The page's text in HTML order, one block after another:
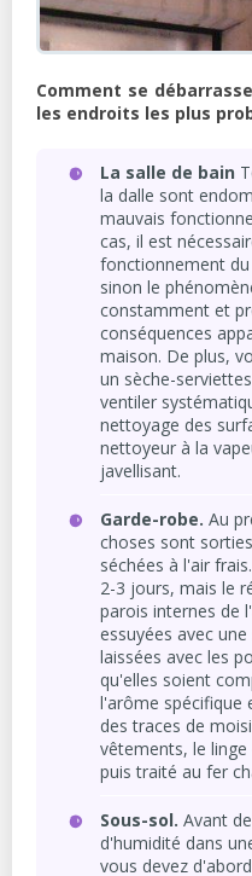
Comment se
les endroits les plus
La salle de bain
la dalle sont
mauvais
cas, il est
fonctionnement
sinon le
constamment et
conséquences
maison. De plus,
un sèche-
ventiler
nettoyage des
nettoyeur à la
javellisant.
Garde-robe. Au
choses sont
séchées à l'air
2-3 jours, mais le
parois internes de
essuyées avec
laissées avec les
qu'elles soient
l'arôme spécifique
des traces de
vêtements, le
puis traité au fer
Sous-sol. Avant
d'humidité dans
vous devez